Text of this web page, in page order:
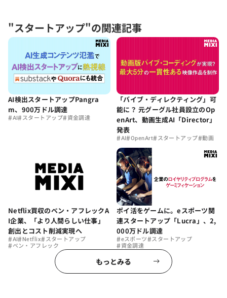
"スタートアップ"の関連記事
AI検出スタートアップPangra
m、900万ドル調達
#AI#スタートアップ#資金調達
「バイブ・ディレクティング」可
能に？ 元グーグル社員設立のOp
enArt、動画生成AI「Director」
発表
#AI#OpenArt#スタートアップ#動画
Netflix買収のベン・アフレックA
I企業、「より人間らしい仕事」
創出とコスト削減実現へ
#AI#Netflix#スタートアップ
#ベン・アフレック
ポイ活をゲームに。eスポーツ関
連スタートアップ「Lucra」、2,
000万ドル調達
#eスポーツ#スタートアップ
#資金調達
もっとみる